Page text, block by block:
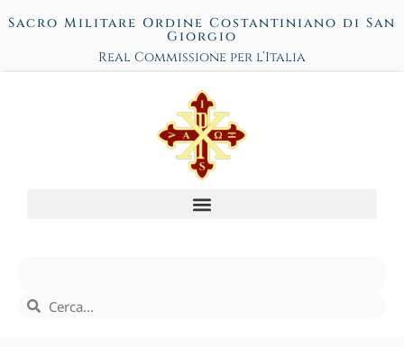
Sacro Militare Ordine Costantiniano di San
Giorgio
Real Commissione per l’Italia